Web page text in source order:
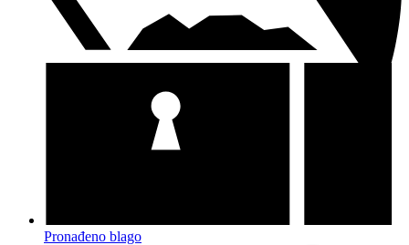
Pronađeno blago